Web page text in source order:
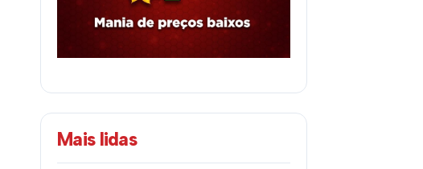
Mais lidas